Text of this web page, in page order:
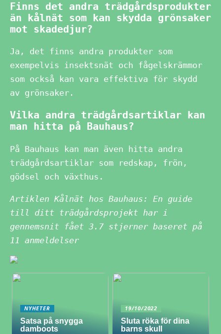
Finns det andra trädgårdsprodukter
än kålnät som kan skydda grönsaker
mot skadedjur?
Ja, det finns andra produkter som
exempelvis insektsnät och fågelskrämmor
som också kan vara effektiva för skydd
av grönsaker.
Vilka andra trädgårdsartiklar kan
man hitta på Bauhaus?
På Bauhaus kan man även hitta andra
trädgårdsartiklar som redskap, frön,
gödsel och växthus.
Artiklen Kålnät hos Bauhaus: En guide
till ditt trädgårdsprojekt har i
gennemsnit fået 3.7 stjerner baseret på
11 anmeldelser
NYHETER
Satsa på snygga
damboots
19/10/2022
Sluta röka för dina
barns skull